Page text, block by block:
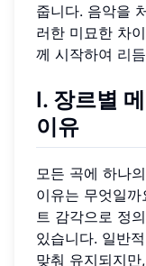
줍니다. 음악을
러한 미묘한 차
께 시작하여 리
I. 장르별
이유
모든 곡에 하나
이유는 무엇일
트 감각으로 정
있습니다. 일반
맞춰 유지되지